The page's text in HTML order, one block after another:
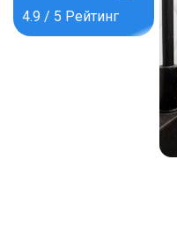
4.9 / 5 Рейтинг